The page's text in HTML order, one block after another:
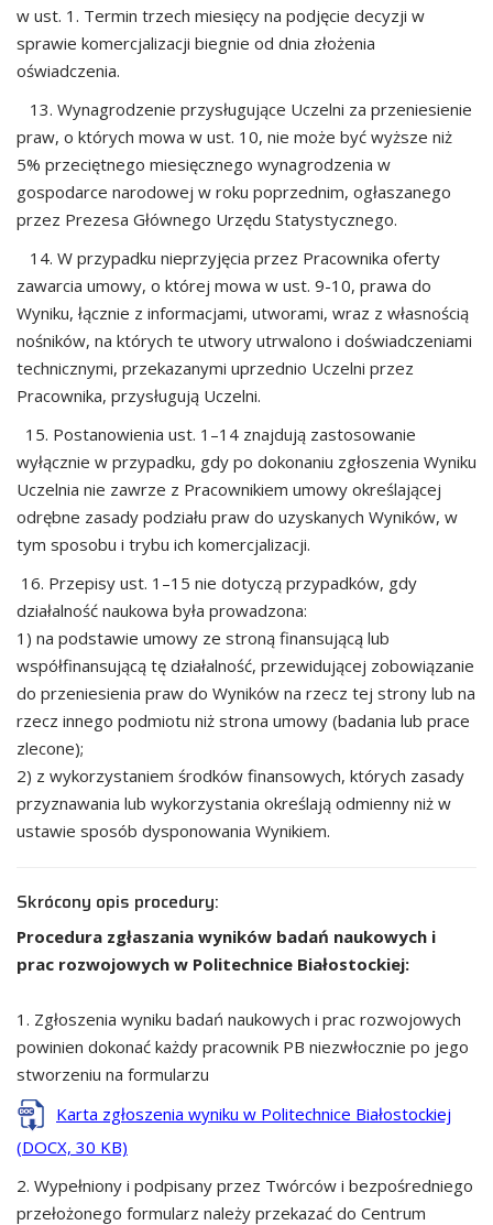
w ust. 1. Termin trzech miesięcy na podjęcie decyzji w
sprawie komercjalizacji biegnie od dnia złożenia
oświadczenia.
13. Wynagrodzenie przysługujące Uczelni za przeniesienie
praw, o których mowa w ust. 10, nie może być wyższe niż
5% przeciętnego miesięcznego wynagrodzenia w
gospodarce narodowej w roku poprzednim, ogłaszanego
przez Prezesa Głównego Urzędu Statystycznego.
14. W przypadku nieprzyjęcia przez Pracownika oferty
zawarcia umowy, o której mowa w ust. 9-10, prawa do
Wyniku, łącznie z informacjami, utworami, wraz z własnością
nośników, na których te utwory utrwalono i doświadczeniami
technicznymi, przekazanymi uprzednio Uczelni przez
Pracownika, przysługują Uczelni.
15. Postanowienia ust. 1 –14 znajdują zastosowanie
wyłącznie w przypadku, gdy po dokonaniu zgłoszenia Wyniku
Uczelnia nie zawrze z Pracownikiem umowy określającej
odrębne zasady podziału praw do uzyskanych Wyników, w
tym sposobu i trybu ich komercjalizacji.
16. Przepisy ust. 1 –15 nie dotyczą przypadków, gdy
działalność naukowa była prowadzona:
1) na podstawie umowy ze stroną finansującą lub
współfinansującą tę działalność, przewidującej zobowiązanie
do przeniesienia praw do Wyników na rzecz tej strony lub na
rzecz innego podmiotu niż strona umowy (badania lub prace
zlecone);
2) z wykorzystaniem środków finansowych, których zasady
przyznawania lub wykorzystania określają odmienny niż w
ustawie sposób dysponowania Wynikiem.
Skrócony opis procedury:
Procedura zgłaszania wyników badań naukowych i
prac rozwojowych w Politechnice Białostockiej:
1. Zgłoszenia wyniku badań naukowych i prac rozwojowych
powinien dokonać każdy pracownik PB niezwłocznie po jego
stworzeniu na formularzu
Karta zgłoszenia wyniku w Politechnice Białostockiej
(DOCX, 30 KB)
2. Wypełniony i podpisany przez Twórców i bezpośredniego
przełożonego formularz należy przekazać do Centrum